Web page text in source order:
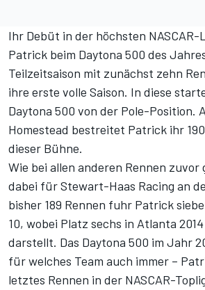
Ihr Debüt in der höchsten NASCAR-
Patrick beim Daytona 500 des
Teilzeitsaison mit zunächst zehn
ihre erste volle Saison. In diese
Daytona 500 von der Pole-Position.
Homestead bestreitet Patrick ihr
dieser Bühne.
Wie bei allen anderen Rennen zuvor
dabei für Stewart-Haas Racing an
bisher 189 Rennen fuhr Patrick
10, wobei Platz sechs in Atlanta
darstellt. Das Daytona 500 im Jahr
für welches Team auch immer –
letztes Rennen in der NASCAR-